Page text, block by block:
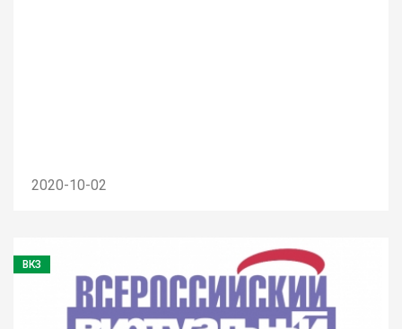
2020-10-02
ВКЗ